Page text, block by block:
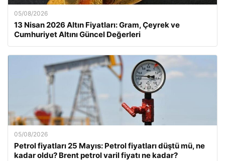
05/08/2026
13 Nisan 2026 Altın Fiyatları: Gram, Çeyrek ve
Cumhuriyet Altını Güncel Değerleri
05/08/2026
Petrol fiyatları 25 Mayıs: Petrol fiyatları düştü mü, ne
kadar oldu? Brent petrol varil fiyatı ne kadar?